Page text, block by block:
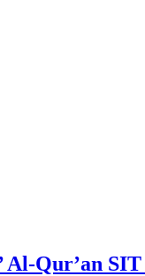
Qur’an